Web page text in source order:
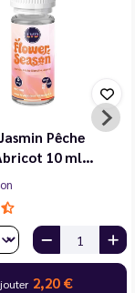
Pêche
10 ml…
2,20 €